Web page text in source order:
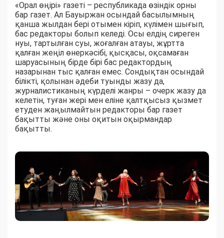
«Орал өңірі» газеті – республикада өзіндік орны
бар газет. Ал Бауыржан осындай басылымның
қанша жылдан бері отымен кіріп, күлімен шығып,
бас редакторы болып келеді. Осы елдің сиреген
нуы, тартылған суы, жоғалған атауы, жұртта
қалған жеңіл өнеркәсібі, қысқасы, оқсамаған
шаруасының бірде бірі бас редактордың
назарынан тыс қалған емес. Сондықтан осындай
білікті, қолынан әдеби туынды жазу да,
журналистиканың күрделі жанры – очерк жазу да
келетін, туған жері мен еліне қалтқысыз қызмет
етуден жаңылмайтын редакторы бар газет
бақытты және оны оқитын оқырмандар
бақытты.